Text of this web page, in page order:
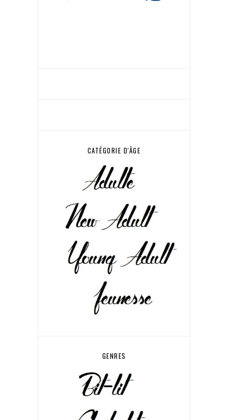
CATÉGORIE D'ÂGE
GENRES